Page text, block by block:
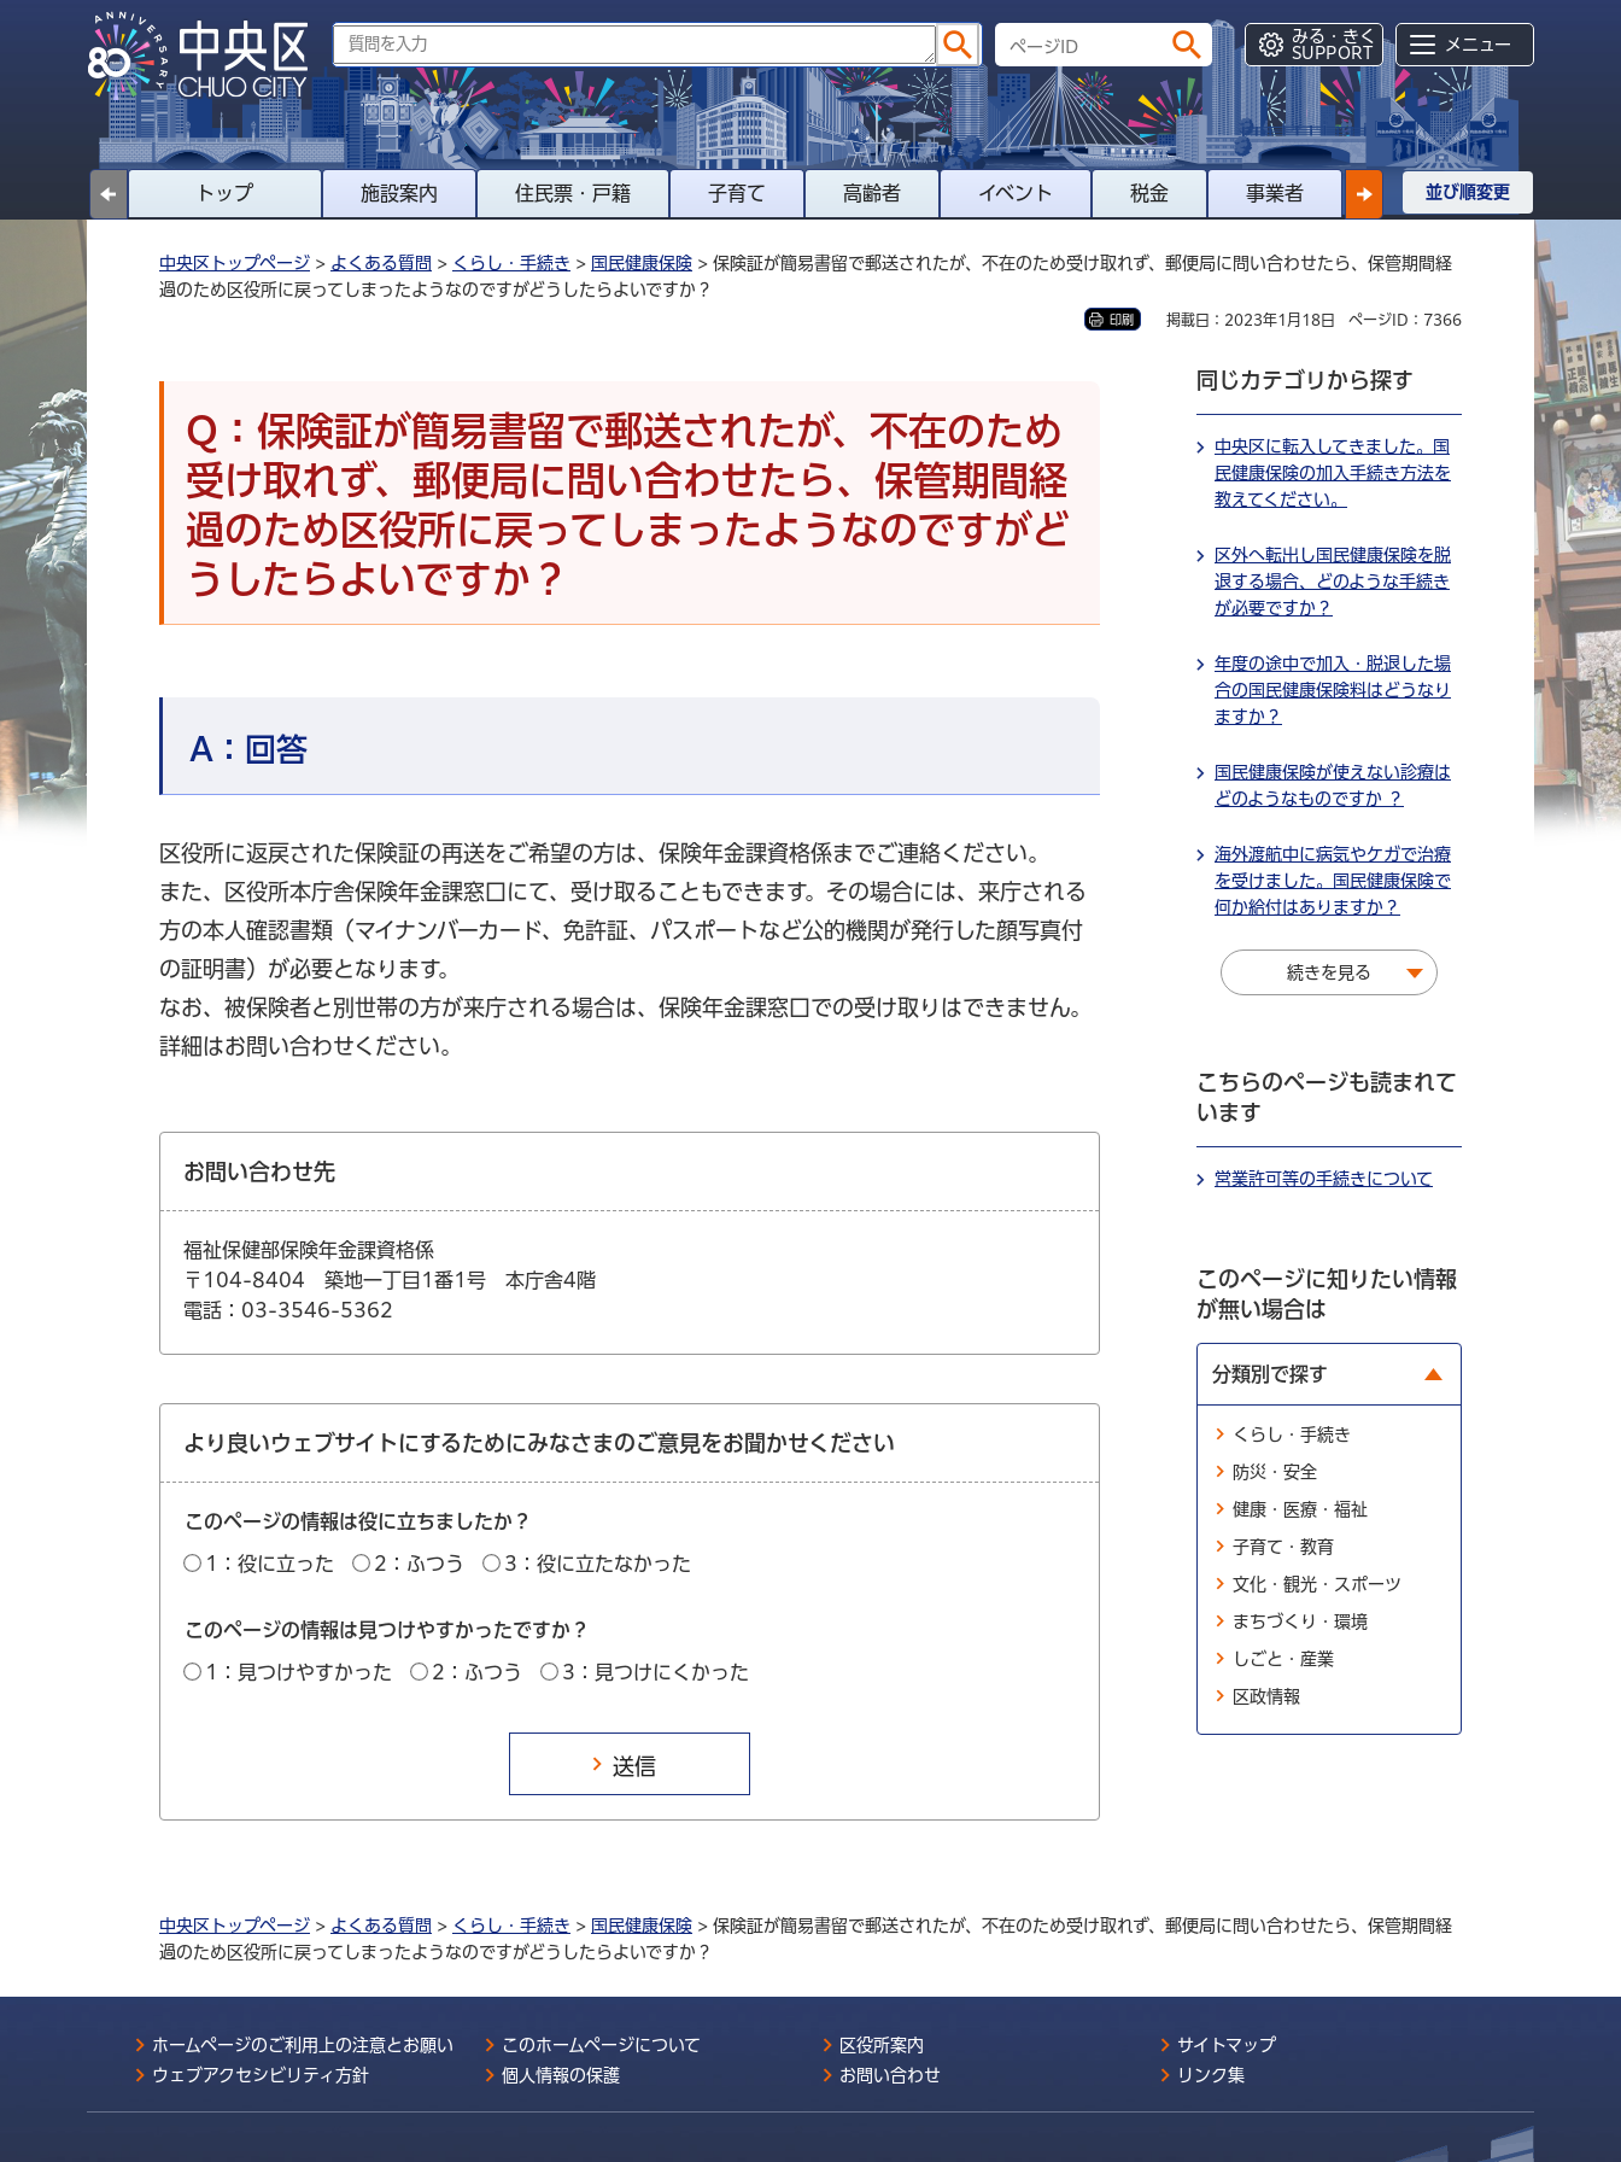
みる・きく
SUPPORT
メニュー
トップ 施設案内 住民票・戸籍 子育て 高齢者 イベント 税金 事業者 並び順変更
中央区トップページ > よくある質問 > くらし・手続き > 国民健康保険 > 保険証が簡易書留で郵送されたが、不在のため受け取れず、郵便局に問い合わせたら、保管期間経
過のため区役所に戻ってしまったようなのですがどうしたらよいですか？
印刷 掲載日：2023年1月18日 ページID：7366
Q：保険証が簡易書留で郵送されたが、不在のため
受け取れず、郵便局に問い合わせたら、保管期間経
過のため区役所に戻ってしまったようなのですがど
うしたらよいですか？
A： 回答
区役所に返戻された保険証の再送をご希望の方は、保険年金課資格係までご連絡ください。
また、区役所本庁舎保険年金課窓口にて、受け取ることもできます。その場合には、来庁される
方の本人確認書類（マイナンバーカード、免許証、パスポートなど公的機関が発行した顔写真付
の証明書）が必要となります。
なお、被保険者と別世帯の方が来庁される場合は、保険年金課窓口での受け取りはできません。
詳細はお問い合わせください。
お問い合わせ先
福祉保健部保険年金課資格係
〒104-8404 築地一丁目1番1号 本庁舎4階
電話：03-3546-5362
より良いウェブサイトにするためにみなさまのご意見をお聞かせください
このページの情報は役に立ちましたか？
1：役に立った 2：ふつう 3：役に立たなかった
このページの情報は見つけやすかったですか？
1：見つけやすかった 2：ふつう 3：見つけにくかった
同じカテゴリから探す
中央区に転入してきました。国
民健康保険の加入手続き方法を
教えてください。
区外へ転出し国民健康保険を脱
退する場合、どのような手続き
が必要ですか？
年度の途中で加入・脱退した場
合の国民健康保険料はどうなり
ますか？
国民健康保険が使えない診療は
どのようなものですか ？
海外渡航中に病気やケガで治療
を受けました。国民健康保険で
何か給付はありますか？
続きを見る
こちらのページも読まれて
います
営業許可等の手続きについて
このページに知りたい情報
が無い場合は
分類別で探す
くらし・手続き
防災・安全
健康・医療・福祉
子育て・教育
文化・観光・スポーツ
まちづくり・環境
しごと・産業
区政情報
中央区トップページ > よくある質問 > くらし・手続き > 国民健康保険 > 保険証が簡易書留で郵送されたが、不在のため受け取れず、郵便局に問い合わせたら、保管期間経
過のため区役所に戻ってしまったようなのですがどうしたらよいですか？
ホームページのご利用上の注意とお願い このホームページについて 区役所案内
サイトマップ
ウェブアクセシビリティ方針
個人情報の保護 お問い合わせ リンク集